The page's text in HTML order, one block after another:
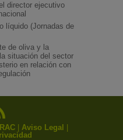
director ejecutivo
líquido (Jornadas de
de oliva y la
situación del sector
en relación con
Aviso Legal